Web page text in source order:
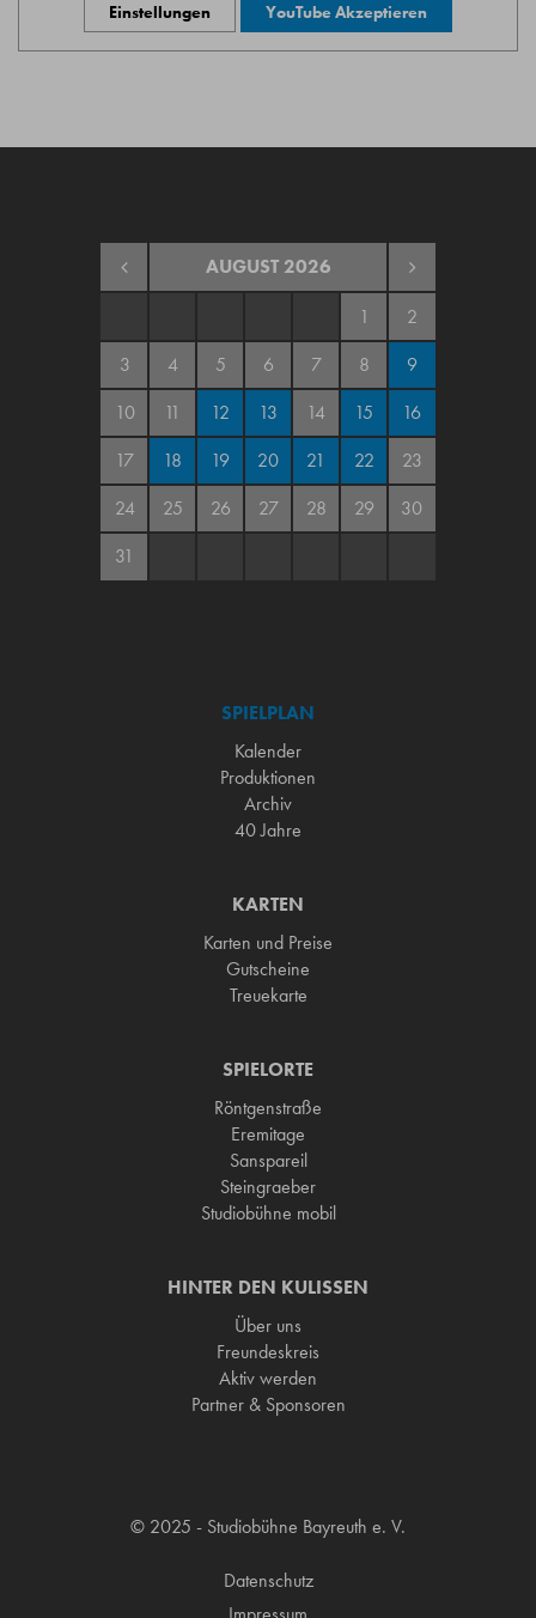
Einstellungen YouTube Akzeptieren
AUGUST 2026
1
2
3
4 5 6 7 8
9
10
11 12 13 14 15
16
17
18 19 20 21 22
23
24
25 26 27 28 29
30
31
SPIELPLAN
Kalender
Produktionen
Archiv
40 Jahre
KARTEN
Karten und Preise
Gutscheine
Treuekarte
SPIELORTE
Röntgenstraße
Eremitage
Sanspareil
Steingraeber
Studiobühne mobil
HINTER DEN KULISSEN
Über uns
Freundeskreis
Aktiv werden
Partner & Sponsoren
© 2025 - Studiobühne Bayreuth e. V.
Datenschutz